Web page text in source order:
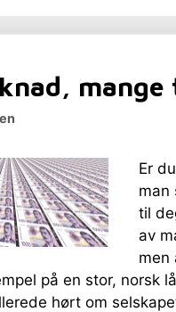
Er
man
til
av
men
på en stor, norsk
hørt om